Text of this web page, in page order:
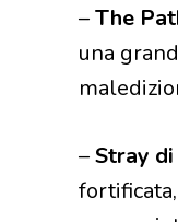
–The
una
–Stray